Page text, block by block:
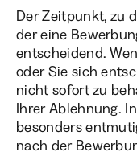
Der Zeitpunkt, zu
der eine
entscheidend.
oder Sie sich
nicht sofort zu
Ihrer Ablehnung.
besonders
nach der